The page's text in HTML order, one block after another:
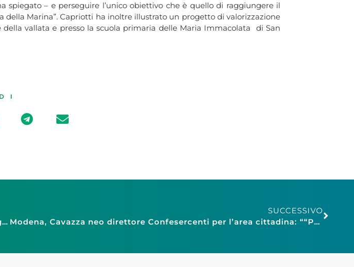
spiegato – e perseguire l’unico obiettivo che è quello di raggiungere il
Marina”. Capriotti ha inoltre illustrato un progetto di valorizzazione
vallata e presso la scuola primaria delle Maria Immacolata di San
Fiducia, Confesercenti: spiraglio di ottimismo ma non coinvolge i negozi
SUCCESSIVO
Modena, Cavazza neo direttore Confesercenti per l’area cittadina: ““Partire dalla variante al RUE per arrivare al nuovo PUG”